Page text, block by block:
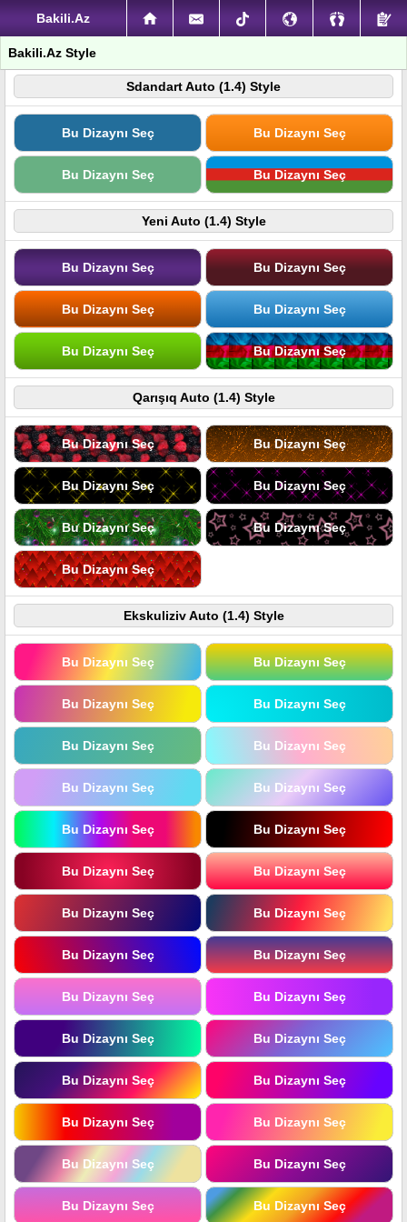
Bakili.Az
Bakili.Az Style
Sdandart Auto (1.4) Style
Bu Dizaynı Seç Bu Dizaynı Seç
Bu Dizaynı Seç Bu Dizaynı Seç
Yeni Auto (1.4) Style
Bu Dizaynı Seç Bu Dizaynı Seç
Bu Dizaynı Seç Bu Dizaynı Seç
Bu Dizaynı Seç Bu Dizaynı Seç
Qarışıq Auto (1.4) Style
Bu Dizaynı Seç Bu Dizaynı Seç
Bu Dizaynı Seç Bu Dizaynı Seç
Bu Dizaynı Seç Bu Dizaynı Seç
Bu Dizaynı Seç
Ekskuliziv Auto (1.4) Style
Bu Dizaynı Seç Bu Dizaynı Seç
Bu Dizaynı Seç Bu Dizaynı Seç
Bu Dizaynı Seç Bu Dizaynı Seç
Bu Dizaynı Seç Bu Dizaynı Seç
Bu Dizaynı Seç Bu Dizaynı Seç
Bu Dizaynı Seç Bu Dizaynı Seç
Bu Dizaynı Seç Bu Dizaynı Seç
Bu Dizaynı Seç Bu Dizaynı Seç
Bu Dizaynı Seç Bu Dizaynı Seç
Bu Dizaynı Seç Bu Dizaynı Seç
Bu Dizaynı Seç Bu Dizaynı Seç
Bu Dizaynı Seç Bu Dizaynı Seç
Bu Dizaynı Seç Bu Dizaynı Seç
Bu Dizaynı Seç Bu Dizaynı Seç